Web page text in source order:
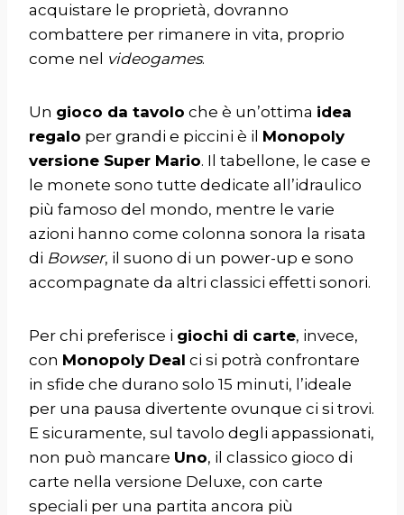
acquistare le proprietà, dovranno
combattere per rimanere in vita, proprio
come nel videogames.
Un gioco da tavolo che è un’ottima idea
regalo per grandi e piccini è il Monopoly
versione Super Mario. Il tabellone, le case e
le monete sono tutte dedicate all’idraulico
più famoso del mondo, mentre le varie
azioni hanno come colonna sonora la risata
di Bowser, il suono di un power-up e sono
accompagnate da altri classici effetti sonori.
Per chi preferisce i giochi di carte, invece,
con Monopoly Deal ci si potrà confrontare
in sfide che durano solo 15 minuti, l’ideale
per una pausa divertente ovunque ci si trovi.
E sicuramente, sul tavolo degli appassionati,
non può mancare Uno, il classico gioco di
carte nella versione Deluxe, con carte
speciali per una partita ancora più